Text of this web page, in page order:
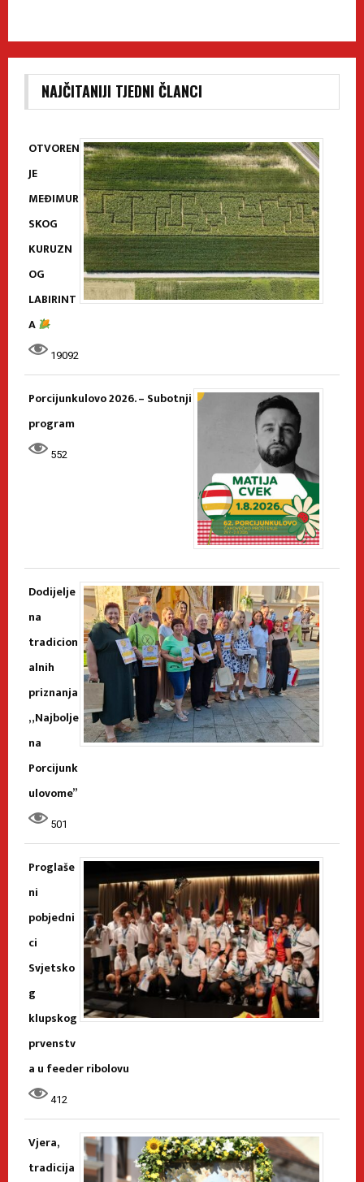
NAJČITANIJI TJEDNI ČLANCI
OTVOREN
JE
MEĐIMUR
SKOG
KURUZN
OG
LABIRINT
A
19092
Porcijunkulovo 2026. – Subotnji
program
552
Dodijelje
na
tradicion
alnih
priznanja
„Najbolje
na
Porcijunk
ulovome”
501
Proglaše
ni
pobjedni
ci
Svjetsko
g
klupskog
prvenstv
a u feeder ribolovu
412
Vjera,
tradicija